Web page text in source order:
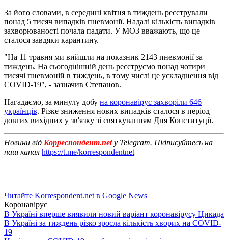
За його словами, в середині квітня в тиждень реєстрували
понад 5 тисяч випадків пневмонії. Надалі кількість випадків
захворюваності почала падати. У МОЗ вважають, що це
сталося завдяки карантину.
"На 11 травня ми вийшли на показник 2143 пневмонії за
тиждень. На сьогоднішній день реєструємо понад чотири
тисячі пневмоній в тиждень, в тому числі це ускладнення від
COVID-19", - зазначив Степанов.
Нагадаємо, за минулу добу на коронавірус захворіли 646
українців. Різке зниження нових випадків сталося в період
довгих вихідних у зв'язку зі святкуванням Дня Конституції.
Новини від Корреспондент.net у Telegram. Підписуйтесь на
наш канал https://t.me/korrespondentnet
Читайте Korrespondent.net в Google News
Коронавірус
В Україні вперше виявили новий варіант коронавірусу Цикада
В Україні за тиждень різко зросла кількість хворих на COVID-
19